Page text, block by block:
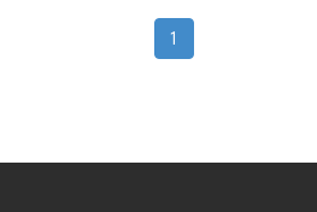
1